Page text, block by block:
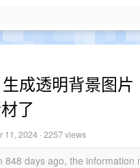
成透明背景图
了
11, 2024 · 2257 views
848 days ago, the